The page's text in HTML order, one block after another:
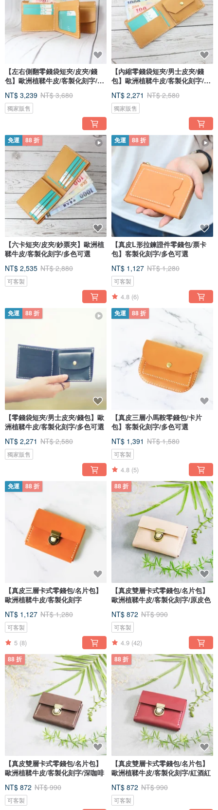
【左右側翻零錢袋短夾/皮夾/錢
包】歐洲植鞣牛皮/客製化刻字/多
NT$ 3,239 NT$ 3,680
獨家販售
【內縮零錢袋短夾/男士皮夾/錢
包】歐洲植鞣牛皮/客製化刻字/多
NT$ 2,271 NT$ 2,580
獨家販售
免運 88 折
【六卡短夾/皮夾/鈔票夾】歐洲植
鞣牛皮/客製化刻字/多色可選
NT$ 2,535 NT$ 2,880
可客製
免運 88 折
【真皮L形拉鍊證件零錢包/票卡
包】客製化刻字/多色可選
NT$ 1,127 NT$ 1,280
可客製
4.8 (6)
免運 88 折
【零錢袋短夾/男士皮夾/錢包】歐
洲植鞣牛皮/客製化刻字/多色可選
NT$ 2,271 NT$ 2,580
獨家販售
免運 88 折
【真皮三層小馬鞍零錢包/卡片
包】客製化刻字/多色可選
NT$ 1,391 NT$ 1,580
可客製
4.8 (5)
免運 88 折
【真皮三層卡式零錢包/名片包】
歐洲植鞣牛皮/客製化刻字
NT$ 1,127 NT$ 1,280
可客製
5 (8)
88 折
【真皮雙層卡式零錢包/名片包】
歐洲植鞣牛皮/客製化刻字/原皮色
NT$ 872 NT$ 990
可客製
4.9 (42)
88 折
【真皮雙層卡式零錢包/名片包】
歐洲植鞣牛皮/客製化刻字/深咖啡
NT$ 872 NT$ 990
可客製
88 折
【真皮雙層卡式零錢包/名片包】
歐洲植鞣牛皮/客製化刻字/紅酒紅
NT$ 872 NT$ 990
可客製